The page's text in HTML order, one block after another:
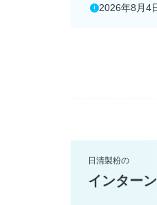
2026年8月4
日清製粉の
インター